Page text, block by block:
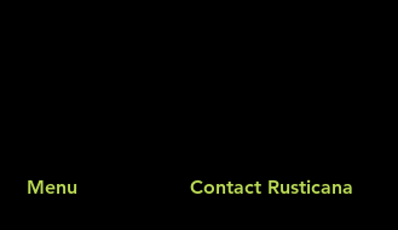
Menu Contact Rusticana